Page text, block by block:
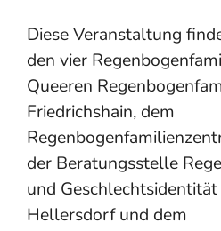
Diese Veranstaltung
den vier
Queeren
Friedrichshain, dem
der Beratungsstelle
und
Hellersdorf und dem